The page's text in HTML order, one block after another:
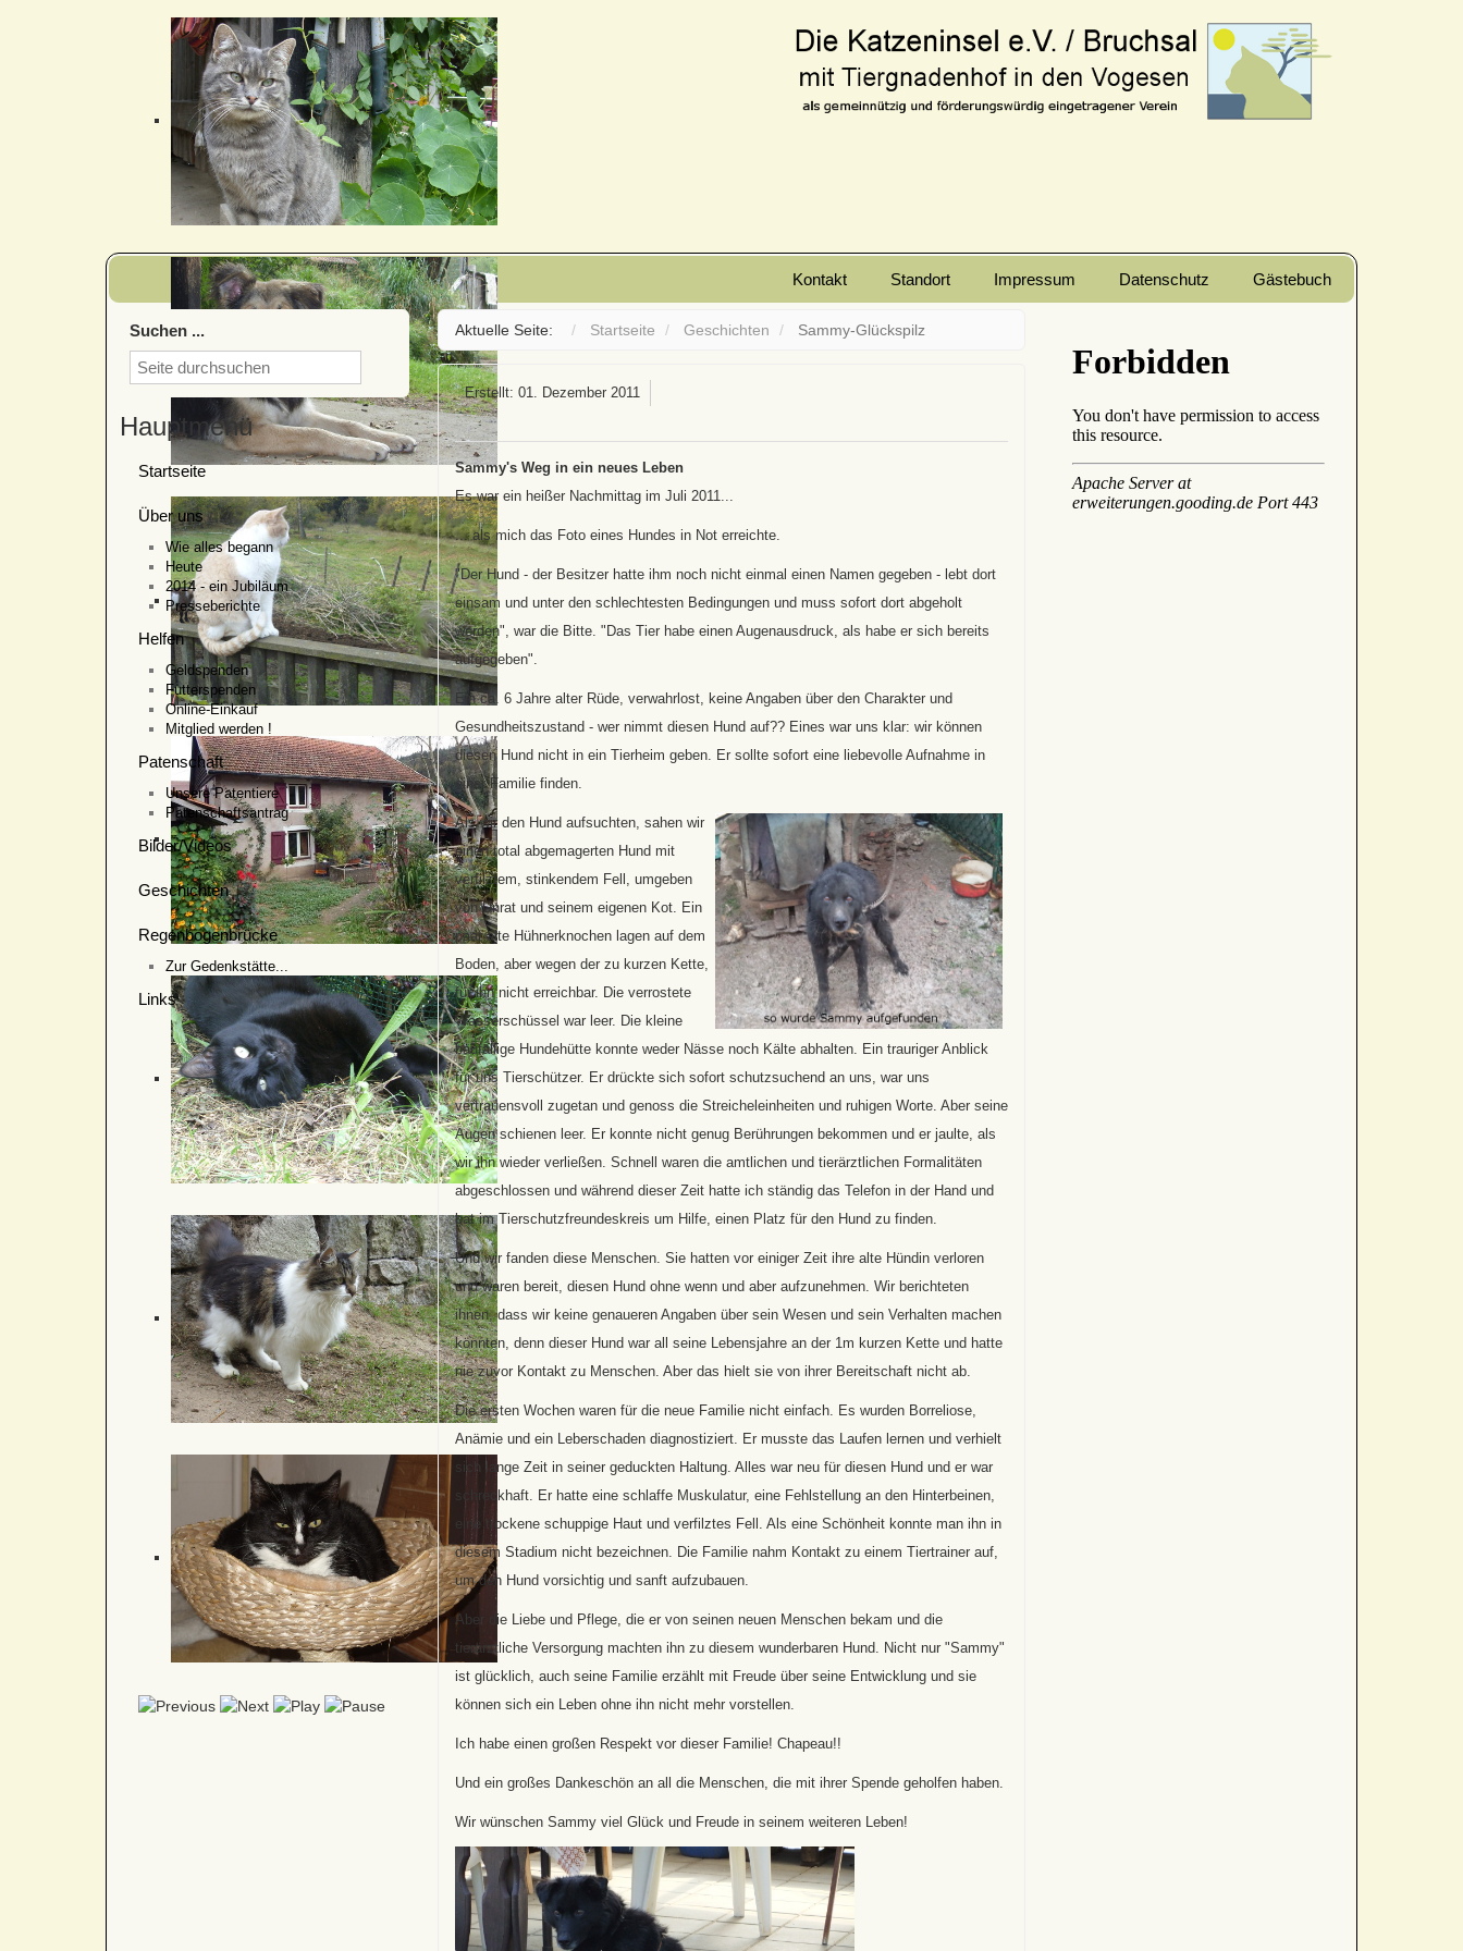
Gästebuch
Datenschutz
Impressum
Standort
Kontakt
Suchen ...
Hauptmenü
Startseite
Über uns
Wie alles begann
Heute
2014 - ein Jubiläum
Presseberichte
Helfen
Geldspenden
Futterspenden
Online-Einkauf
Mitglied werden !
Patenschaft
Unsere Patentiere
Patenschaftsantrag
Bilder/Videos
Geschichten
Regenbogenbrücke
Zur Gedenkstätte...
Links
Aktuelle Seite: Startseite Geschichten Sammy-Glückspilz
Erstellt: 01. Dezember 2011
Sammy's Weg in ein neues Leben
Es war ein heißer Nachmittag im Juli 2011...
... als mich das Foto eines Hundes in Not erreichte.
"Der Hund - der Besitzer hatte ihm noch nicht einmal einen Namen gegeben - lebt dort
einsam und unter den schlechtesten Bedingungen und muss sofort dort abgeholt
werden", war die Bitte. "Das Tier habe einen Augenausdruck, als habe er sich bereits
aufgegeben".
Ein ca. 6 Jahre alter Rüde, verwahrlost, keine Angaben über den Charakter und
Gesundheitszustand - wer nimmt diesen Hund auf?? Eines war uns klar: wir können
diesen Hund nicht in ein Tierheim geben. Er sollte sofort eine liebevolle Aufnahme in
einer Familie finden.
Als wir den Hund aufsuchten, sahen wir
einen total abgemagerten Hund mit
verfilztem, stinkendem Fell, umgeben
von Unrat und seinem eigenen Kot. Ein
paar alte Hühnerknochen lagen auf dem
Boden, aber wegen der zu kurzen Kette,
für ihn nicht erreichbar. Die verrostete
Wasserschüssel war leer. Die kleine
baufällige Hundehütte konnte weder Nässe noch Kälte abhalten. Ein trauriger Anblick
für uns Tierschützer. Er drückte sich sofort schutzsuchend an uns, war uns
vertrauensvoll zugetan und genoss die Streicheleinheiten und ruhigen Worte. Aber seine
Augen schienen leer. Er konnte nicht genug Berührungen bekommen und er jaulte, als
wir ihn wieder verließen. Schnell waren die amtlichen und tierärztlichen Formalitäten
abgeschlossen und während dieser Zeit hatte ich ständig das Telefon in der Hand und
bat im Tierschutzfreundeskreis um Hilfe, einen Platz für den Hund zu finden.
Und wir fanden diese Menschen. Sie hatten vor einiger Zeit ihre alte Hündin verloren
und waren bereit, diesen Hund ohne wenn und aber aufzunehmen. Wir berichteten
ihnen, dass wir keine genaueren Angaben über sein Wesen und sein Verhalten machen
könnten, denn dieser Hund war all seine Lebensjahre an der 1m kurzen Kette und hatte
nie zuvor Kontakt zu Menschen. Aber das hielt sie von ihrer Bereitschaft nicht ab.
Die ersten Wochen waren für die neue Familie nicht einfach. Es wurden Borreliose,
Anämie und ein Leberschaden diagnostiziert. Er musste das Laufen lernen und verhielt
sich lange Zeit in seiner geduckten Haltung. Alles war neu für diesen Hund und er war
schreckhaft. Er hatte eine schlaffe Muskulatur, eine Fehlstellung an den Hinterbeinen,
eine trockene schuppige Haut und verfilztes Fell. Als eine Schönheit konnte man ihn in
diesem Stadium nicht bezeichnen. Die Familie nahm Kontakt zu einem Tiertrainer auf,
um den Hund vorsichtig und sanft aufzubauen.
Aber die Liebe und Pflege, die er von seinen neuen Menschen bekam und die
tierärztliche Versorgung machten ihn zu diesem wunderbaren Hund. Nicht nur "Sammy"
ist glücklich, auch seine Familie erzählt mit Freude über seine Entwicklung und sie
können sich ein Leben ohne ihn nicht mehr vorstellen.
Ich habe einen großen Respekt vor dieser Familie! Chapeau!!
Und ein großes Dankeschön an all die Menschen, die mit ihrer Spende geholfen haben.
Wir wünschen Sammy viel Glück und Freude in seinem weiteren Leben!